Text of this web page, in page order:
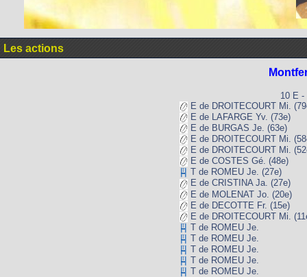
Les actions
10 E -
E de DROITECOURT Mi.
E de LAFARGE Yv. (73e)
E de BURGAS Je. (63e)
E de DROITECOURT Mi.
E de DROITECOURT Mi.
E de COSTES Gé. (48e)
T de ROMEU Je. (27e)
E de CRISTINA Ja. (27e)
E de MOLENAT Jo. (20e)
E de DECOTTE Fr. (15e)
E de DROITECOURT Mi.
T de ROMEU Je.
T de ROMEU Je.
T de ROMEU Je.
T de ROMEU Je.
T de ROMEU Je.